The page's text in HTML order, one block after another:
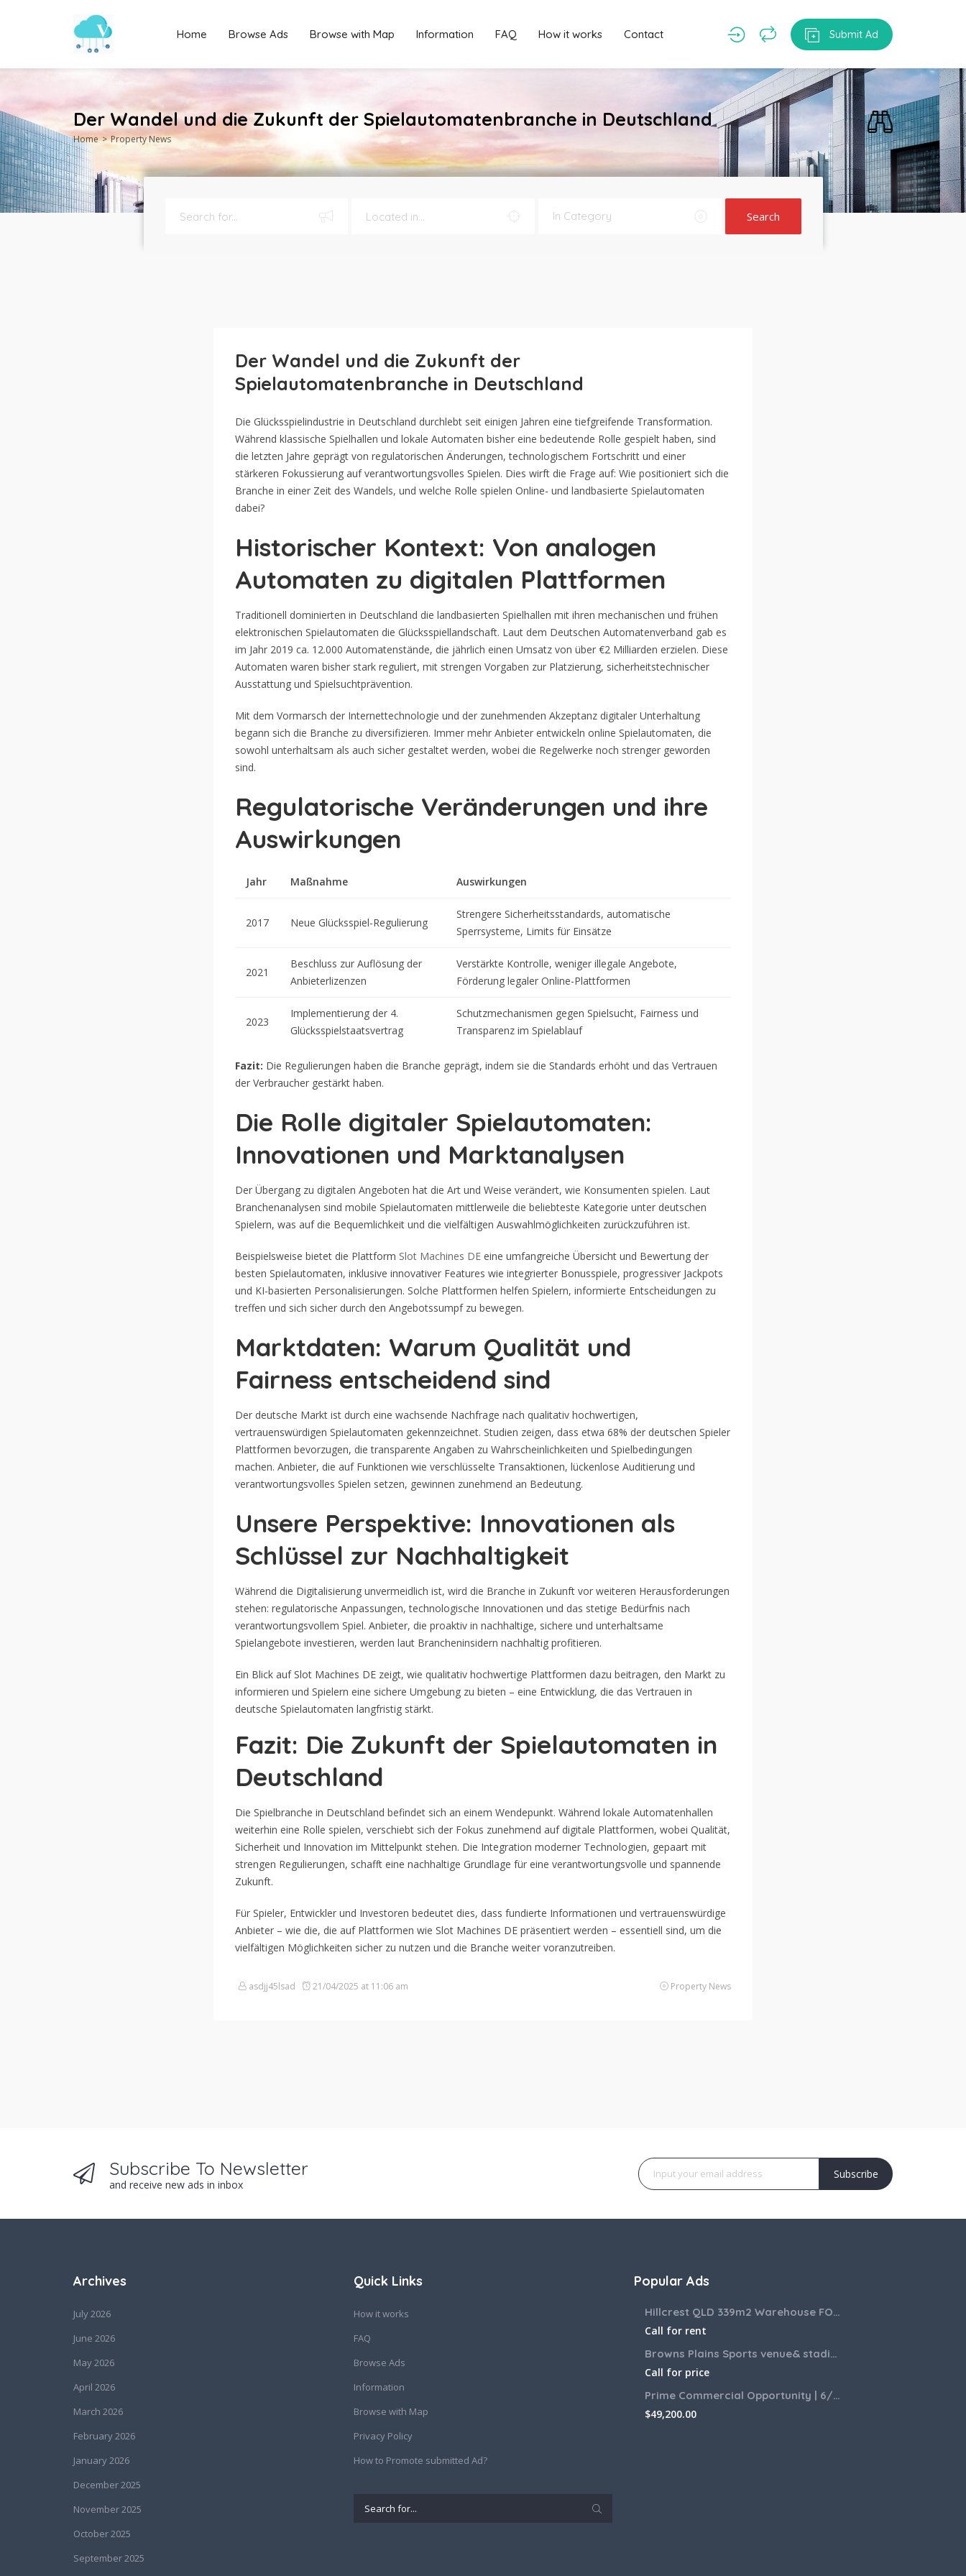
Home Browse Ads Browse with Map Information FAQ How it works Contact Submit Ad
Der Wandel und die Zukunft der Spielautomatenbranche in Deutschland
Home Property News
Search
Der Wandel und die Zukunft der
Spielautomatenbranche in Deutschland
Die Glücksspielindustrie in Deutschland durchlebt seit einigen Jahren eine tiefgreifende Transformation.
Während klassische Spielhallen und lokale Automaten bisher eine bedeutende Rolle gespielt haben, sind
die letzten Jahre geprägt von regulatorischen Änderungen, technologischem Fortschritt und einer
stärkeren Fokussierung auf verantwortungsvolles Spielen. Dies wirft die Frage auf: Wie positioniert sich die
Branche in einer Zeit des Wandels, und welche Rolle spielen Online- und landbasierte Spielautomaten
dabei?
Historischer Kontext: Von analogen
Automaten zu digitalen Plattformen
Traditionell dominierten in Deutschland die landbasierten Spielhallen mit ihren mechanischen und frühen
elektronischen Spielautomaten die Glücksspiellandschaft. Laut dem Deutschen Automatenverband gab es
im Jahr 2019 ca. 12.000 Automatenstände, die jährlich einen Umsatz von über €2 Milliarden erzielen. Diese
Automaten waren bisher stark reguliert, mit strengen Vorgaben zur Platzierung, sicherheitstechnischer
Ausstattung und Spielsuchtprävention.
Mit dem Vormarsch der Internettechnologie und der zunehmenden Akzeptanz digitaler Unterhaltung
begann sich die Branche zu diversifizieren. Immer mehr Anbieter entwickeln online Spielautomaten, die
sowohl unterhaltsam als auch sicher gestaltet werden, wobei die Regelwerke noch strenger geworden
sind.
Regulatorische Veränderungen und ihre
Auswirkungen
Jahr Maßnahme Auswirkungen
2017 Neue Glücksspiel-Regulierung
Strengere Sicherheitsstandards, automatische
Sperrsysteme, Limits für Einsätze
2021
Beschluss zur Auflösung der
Anbieterlizenzen
Verstärkte Kontrolle, weniger illegale Angebote,
Förderung legaler Online-Plattformen
2023
Implementierung der 4.
Glücksspielstaatsvertrag
Schutzmechanismen gegen Spielsucht, Fairness und
Transparenz im Spielablauf
Fazit: Die Regulierungen haben die Branche geprägt, indem sie die Standards erhöht und das Vertrauen
der Verbraucher gestärkt haben.
Die Rolle digitaler Spielautomaten:
Innovationen und Marktanalysen
Der Übergang zu digitalen Angeboten hat die Art und Weise verändert, wie Konsumenten spielen. Laut
Branchenanalysen sind mobile Spielautomaten mittlerweile die beliebteste Kategorie unter deutschen
Spielern, was auf die Bequemlichkeit und die vielfältigen Auswahlmöglichkeiten zurückzuführen ist.
Beispielsweise bietet die Plattform Slot Machines DE eine umfangreiche Übersicht und Bewertung der
besten Spielautomaten, inklusive innovativer Features wie integrierter Bonusspiele, progressiver Jackpots
und KI-basierten Personalisierungen. Solche Plattformen helfen Spielern, informierte Entscheidungen zu
treffen und sich sicher durch den Angebotssumpf zu bewegen.
Marktdaten: Warum Qualität und
Fairness entscheidend sind
Der deutsche Markt ist durch eine wachsende Nachfrage nach qualitativ hochwertigen,
vertrauenswürdigen Spielautomaten gekennzeichnet. Studien zeigen, dass etwa 68% der deutschen Spieler
Plattformen bevorzugen, die transparente Angaben zu Wahrscheinlichkeiten und Spielbedingungen
machen. Anbieter, die auf Funktionen wie verschlüsselte Transaktionen, lückenlose Auditierung und
verantwortungsvolles Spielen setzen, gewinnen zunehmend an Bedeutung.
Unsere Perspektive: Innovationen als
Schlüssel zur Nachhaltigkeit
Während die Digitalisierung unvermeidlich ist, wird die Branche in Zukunft vor weiteren Herausforderungen
stehen: regulatorische Anpassungen, technologische Innovationen und das stetige Bedürfnis nach
verantwortungsvollem Spiel. Anbieter, die proaktiv in nachhaltige, sichere und unterhaltsame
Spielangebote investieren, werden laut Brancheninsidern nachhaltig profitieren.
Ein Blick auf Slot Machines DE zeigt, wie qualitativ hochwertige Plattformen dazu beitragen, den Markt zu
informieren und Spielern eine sichere Umgebung zu bieten – eine Entwicklung, die das Vertrauen in
deutsche Spielautomaten langfristig stärkt.
Fazit: Die Zukunft der Spielautomaten in
Deutschland
Die Spielbranche in Deutschland befindet sich an einem Wendepunkt. Während lokale Automatenhallen
weiterhin eine Rolle spielen, verschiebt sich der Fokus zunehmend auf digitale Plattformen, wobei Qualität,
Sicherheit und Innovation im Mittelpunkt stehen. Die Integration moderner Technologien, gepaart mit
strengen Regulierungen, schafft eine nachhaltige Grundlage für eine verantwortungsvolle und spannende
Zukunft.
Für Spieler, Entwickler und Investoren bedeutet dies, dass fundierte Informationen und vertrauenswürdige
Anbieter – wie die, die auf Plattformen wie Slot Machines DE präsentiert werden – essentiell sind, um die
vielfältigen Möglichkeiten sicher zu nutzen und die Branche weiter voranzutreiben.
asdjj45lsad 21/04/2025 at 11:06 am Property News
Subscribe To Newsletter
and receive new ads in inbox
Subscribe
Archives
July 2026
June 2026
May 2026
April 2026
March 2026
February 2026
January 2026
December 2025
November 2025
October 2025
September 2025
Quick Links
How it works
FAQ
Browse Ads
Information
Browse with Map
Privacy Policy
How to Promote submitted Ad?
Popular Ads
Hillcrest QLD 339m2 Warehouse FOR LEASE
Call for rent
Browns Plains Sports venue& stadium for lease 2187m2
Call for price
Prime Commercial Opportunity | 6/6 Zamia Street, Sunnybank QLD
$49,200.00